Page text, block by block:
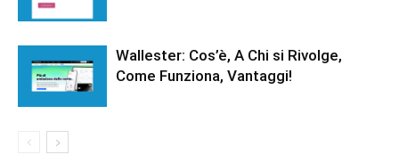
Wallester: Cos’è, A Chi si Rivolge,
Come Funziona, Vantaggi!